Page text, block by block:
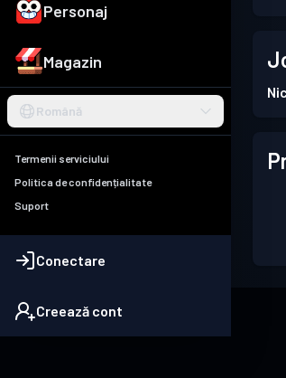
Personaj
Magazin
Română
Termenii serviciului
Politica de confidențialitate
Suport
Conectare
Creează cont